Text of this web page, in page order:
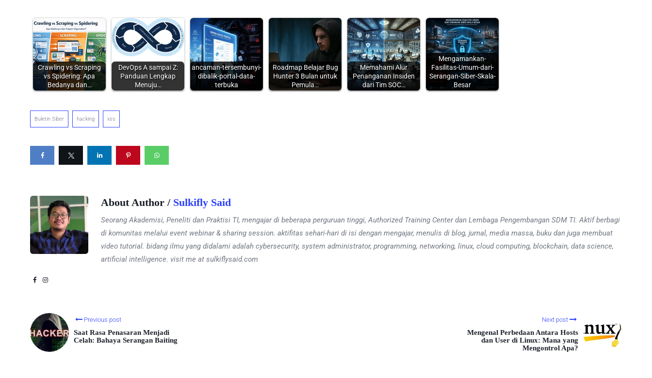
Crawling vs Scraping
vs Spidering: Apa
Bedanya dan…
DevOps A sampai Z:
Panduan Lengkap
Menuju…
ancaman-tersembunyi-
dibalik-portal-data-
terbuka
Roadmap Belajar Bug
Hunter 3 Bulan untuk
Pemula…
Memahami Alur
Penanganan Insiden
dari Tim SOC…
Mengamankan-
Fasilitas-Umum-dari-
Serangan-Siber-Skala-
Besar
Buletin Siber hacking xss
About Author / Sulkifly Said
Seorang Akademisi, Peneliti dan Praktisi TI, mengajar di beberapa perguruan tinggi, Authorized Training Center dan Lembaga Pengembangan SDM TI. Aktif berbagi
di komunitas melalui event webinar & sharing session. aktifitas sehari-hari di isi dengan mengajar, menulis di blog, jurnal, media massa, buku dan juga membuat
video tutorial. bidang ilmu yang didalami adalah cybersecurity, system administrator, programming, networking, linux, cloud computing, blockchain, data science,
artificial intelligence. visit me at sulkiflysaid.com
Previous post
Saat Rasa Penasaran Menjadi
Celah: Bahaya Serangan Baiting
Next post
Mengenal Perbedaan Antara Hosts
dan User di Linux: Mana yang
Mengontrol Apa?